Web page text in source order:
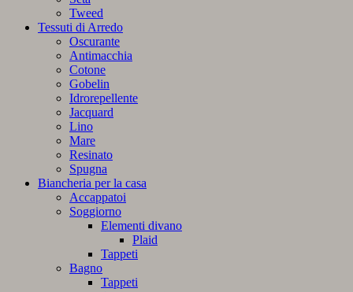
Tweed
Tessuti di Arredo
Oscurante
Antimacchia
Cotone
Gobelin
Idrorepellente
Jacquard
Lino
Mare
Resinato
Spugna
Biancheria per la casa
Accappatoi
Soggiorno
Elementi divano
Plaid
Tappeti
Bagno
Tappeti